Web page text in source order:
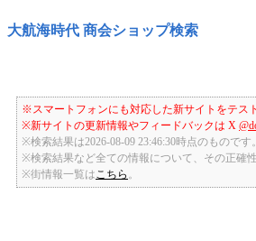
大航海時代 商会ショップ検索
※スマートフォンにも対応した新サイトをテス
※新サイトの更新情報やフィードバックは X
※検索結果は2026-08-09 23:46:30時点のもので
※検索結果など全ての情報について、その正確
※街情報一覧は こちら